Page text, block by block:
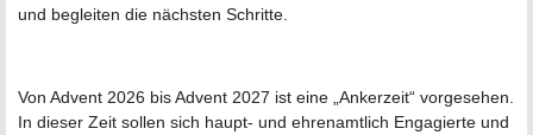
und begleiten die nächsten Schritte.
Von Advent 2026 bis Advent 2027 ist eine „Ankerzeit“ vorgesehen.
In dieser Zeit sollen sich haupt- und ehrenamtlich Engagierte und